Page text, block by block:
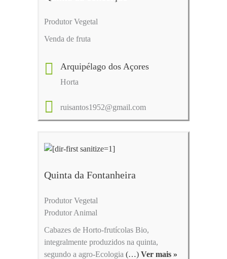
Produtor Vegetal
Venda de fruta
Arquipélago dos Açores
Horta
ruisantos1952@gmail.com
Quinta da Fontanheira
Produtor Vegetal
Produtor Animal
Cabazes de Horto-frutícolas Bio,
integralmente produzidos na quinta,
segundo a agro-Ecologia (…) Ver mais »